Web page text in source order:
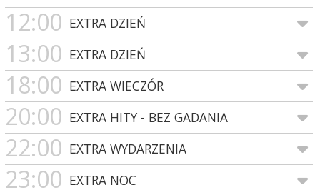
12:00 EXTRA DZIEŃ
13:00 EXTRA DZIEŃ
18:00 EXTRA WIECZÓR
20:00 EXTRA HITY - BEZ GADANIA
22:00 EXTRA WYDARZENIA
23:00 EXTRA NOC